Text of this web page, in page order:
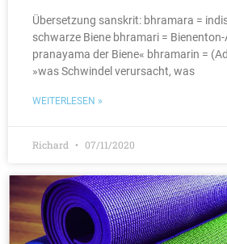
Übersetzung sanskrit: bhramara =
schwarze Biene bhramari =
pranayama der Biene« bhramarin =
»was Schwindel verursacht, was
WEITERLESEN »
Richard 07/11/2020